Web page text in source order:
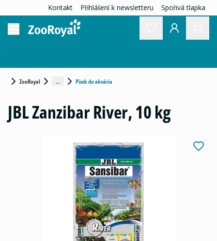
Kontakt Přihlášení k newsletteru Spořivá tlapka
ZooRoyal ... Písek do akvária
JBL Zanzibar River, 10 kg